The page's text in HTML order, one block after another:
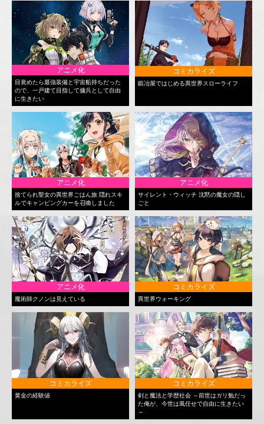
アニメ化
目覚めたら最強装備と宇宙船持ちだった
ので、一戸建て目指して傭兵として自由
に生きたい
コミカライズ
鍛冶屋ではじめる異世界スローライフ
アニメ化
捨てられ聖女の異世界ごはん旅 隠れスキ
ルでキャンピングカーを召喚しました
アニメ化
サイレント・ウィッチ 沈黙の魔女の隠し
ごと
アニメ化
魔術師クノンは見えている
コミカライズ
異世界ウォーキング
コミカライズ
黄金の経験値
コミカライズ
剣と魔法と学歴社会 ～前世はガリ勉だっ
た俺が、今世は風任せで自由に生きたい
～